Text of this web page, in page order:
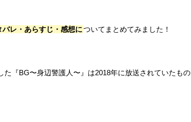
バレ・あらすじ・感想についてまとめてみました！
た『BG〜身辺警護人〜』は2018年に放送されていたもの